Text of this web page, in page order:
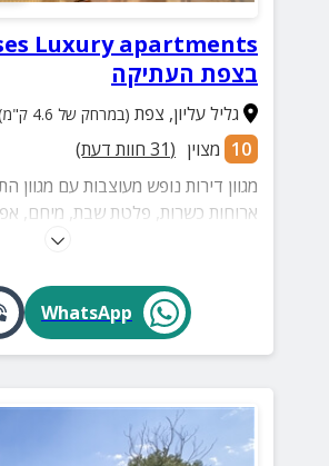
בצפת העתיקה
גליל עליון, צפת (במרחק של 4.6 ק"מ)
10 מצוין (
31 חוות דעת)
מגוון דירות נופש מעוצבות עם מגוון
ארוחות כשרות, פלטת שבת, מיחם,
כיסוי לחלה וכמובן קירבה לבית כנסת
WhatsApp